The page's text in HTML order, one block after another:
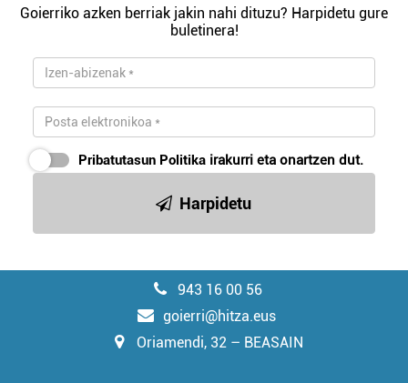
Goierriko azken berriak jakin nahi dituzu? Harpidetu gure
buletinera!
Pribatutasun Politika irakurri eta onartzen dut.
Harpidetu
943 16 00 56
goierri@hitza.eus
Oriamendi, 32 – BEASAIN